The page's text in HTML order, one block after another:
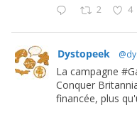
2 4
Dystopeek
La campagne
Conquer
financée, plus